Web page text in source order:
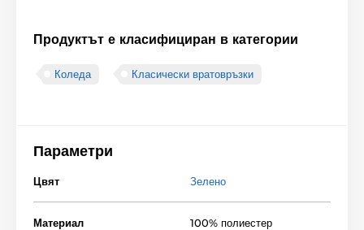
Продуктът е класифициран в категории
Коледа Класически вратовръзки
Параметри
Цвят Зелено
Материал 100% полиестер